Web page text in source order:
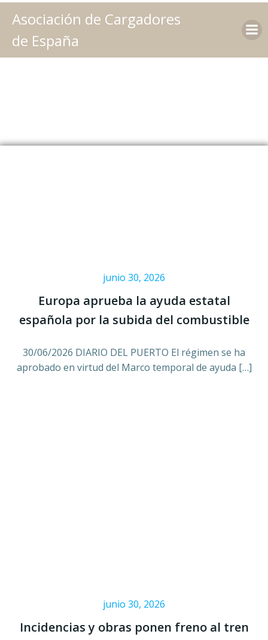
Saltar
al
Asociación de Cargadores
de España
junio 30, 2026
Europa aprueba la ayuda estatal
española por la subida del combustible
30/06/2026 DIARIO DEL PUERTO El régimen se ha
aprobado en virtud del Marco temporal de ayuda […]
junio 30, 2026
Incidencias y obras ponen freno al tren